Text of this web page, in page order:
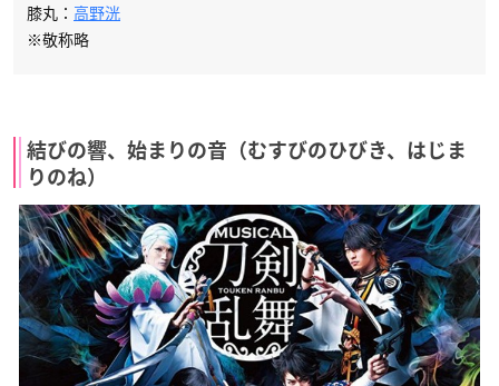
膝丸： 高野洸
※敬称略
結びの響、始まりの音（むすびのひびき、はじま
りのね）